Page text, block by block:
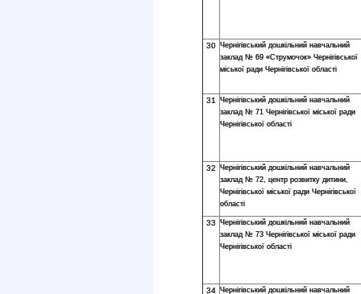
30 Чернігівський дошкільний навчальний
заклад № 69 «Струмочок» Чернігівської
міської ради Чернігівської області
31
Чернігівський дошкільний навчальний
заклад № 71 Чернігівської міської ради
Чернігівської області
32 Чернігівський дошкільний навчальний
заклад № 72, центр розвитку дитини,
Чернігівської міської ради Чернігівської
області
33 Чернігівський дошкільний навчальний
заклад № 73 Чернігівської міської ради
Чернігівської області
34 Чернігівський дошкільний навчальний